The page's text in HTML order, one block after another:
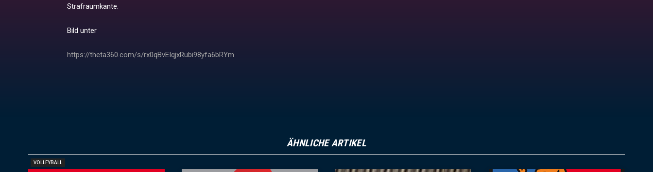
Strafraumkante.
Bild unter
https://theta360.com/s/rx0qBvEIqjxRubi98yfa6bRYm
ÄHNLICHE ARTIKEL
VOLLEYBALL